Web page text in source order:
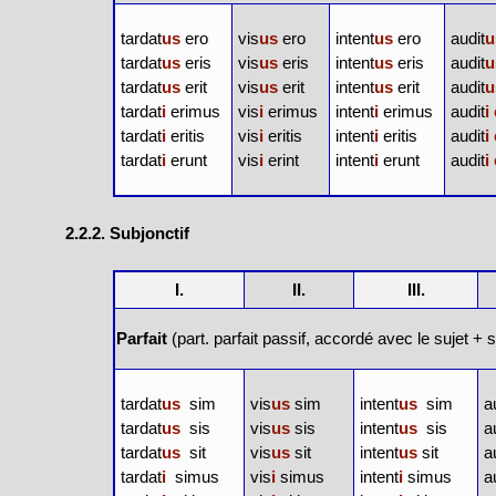
tardatus ero
tardatus eris
tardatus erit
tardati erimus
tardati eritis
tardati erunt
visusero
visus eris
visus erit
visi erimus
visi eritis
visi erint
intentus ero
intentus eris
intentus erit
intenti erimus
intenti eritis
intenti erunt
audit
audit
audit
auditi
auditi
auditi
2.2.2. Subjonctif
I. II. III.
Parfait (part. parfait passif, accordé avec le sujet +
tardatus sim
tardatus sis
tardatus sit
tardati simus
visus sim
visus sis
visus sit
visi simus
intentus sim
intentus sis
intentus sit
intenti simus